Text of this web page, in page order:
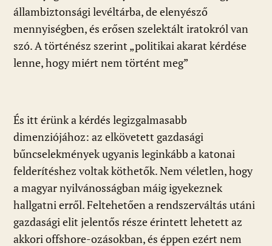
állambiztonsági levéltárba, de elenyésző
mennyiségben, és erősen szelektált iratokról van
szó. A történész szerint „politikai akarat kérdése
lenne, hogy miért nem történt meg”
És itt érünk a kérdés legizgalmasabb
dimenziójához: az elkövetett gazdasági
bűncselekmények ugyanis leginkább a katonai
felderítéshez voltak köthetők. Nem véletlen, hogy
a magyar nyilvánosságban máig igyekeznek
hallgatni erről. Feltehetően a rendszerváltás utáni
gazdasági elit jelentős része érintett lehetett az
akkori offshore-ozásokban, és éppen ezért nem